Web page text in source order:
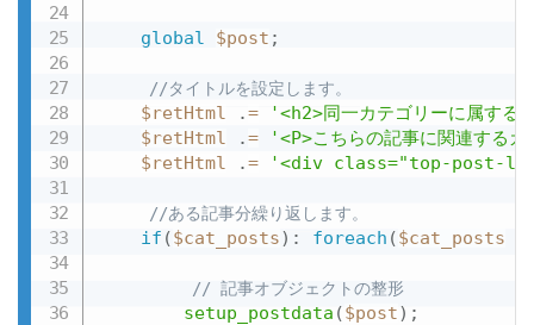
global $post ;
//タイトルを設定します。
$retHtml
.=
'<h2>同一カテゴリーに属する
$retHtml
.=
'<P>こちらの記事に関連する
$retHtml
.= '<div class="top-post-
//ある記事分繰り返します。
if ($cat_posts) : foreach ($cat_posts
// 記事オブジェクトの整形
setup_postdata ($post) ;